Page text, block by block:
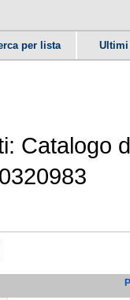
per lista
Catalogo